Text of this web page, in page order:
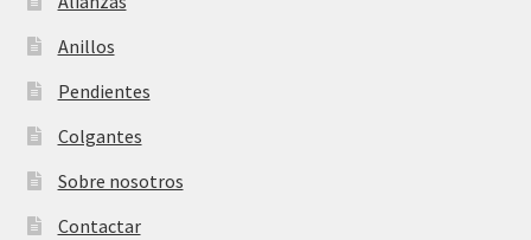
Anillos
Pendientes
Colgantes
Sobre nosotros
Contactar